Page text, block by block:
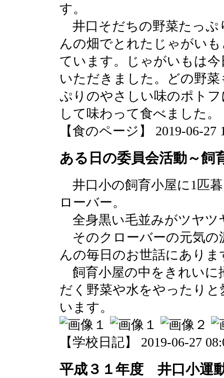
す。
井口そだちの野菜たっぷ
んの畑でとれたじゃがい
ています。じゃがいもは
いただきました。どの野
ぷりのやさしい味のポト
して味わって食べました。
【食のページ】 2019-06-27
ある日の委員会活動～飼
井口小の飼育小屋に1匹
ローバー。
全身黒い毛並みがツヤツ
そのクローバーの元気の
んの毎日のお世話にありま
飼育小屋の中をきれいに
だく野菜や水をやったり
います。
【学校日記】 2019-06-27
平成３１年度 井口小運